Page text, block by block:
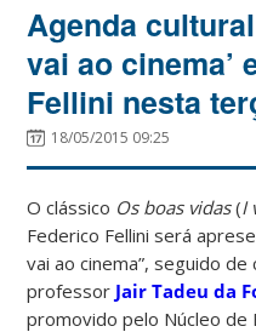
Agenda
vai ao cinema’
Fellini nesta
18/05/2015 09:25
O clássico Os boas vidas(I
Federico Fellini será
vai ao cinema”, seguido
professor Jair Tadeu da
promovido pelo Núcleo de